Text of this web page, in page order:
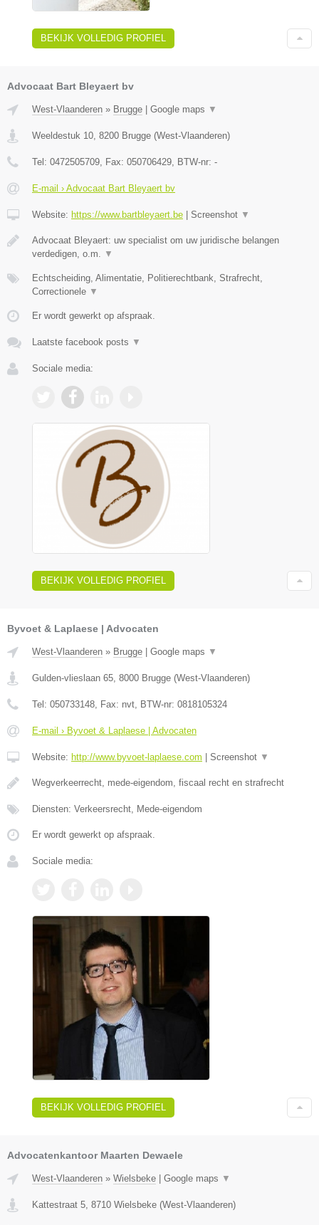
BEKIJK VOLLEDIG PROFIEL
Advocaat Bart Bleyaert bv
West-Vlaanderen » Brugge | Google maps ▼
Weeldestuk 10 8200 Brugge (West-Vlaanderen)
Tel: 0472505709 , Fax: 050706429 , BTW-nr: -
E-mail › Advocaat Bart Bleyaert bv
Website: https://www.bartbleyaert.be | Screenshot ▼
Advocaat Bleyaert: uw specialist om uw juridische belangen
verdedigen, o.m.
▼
Echtscheiding, Alimentatie, Politierechtbank, Strafrecht,
Correctionele ▼
Er wordt gewerkt op afspraak.
Laatste facebook posts ▼
Sociale media:
BEKIJK VOLLEDIG PROFIEL
Byvoet & Laplaese | Advocaten
West-Vlaanderen » Brugge Google maps ▼
Gulden-vlieslaan 65, 8000 Brugge (West-Vlaanderen)
Tel: 050733148, Fax: nvt, BTW-nr: 0818105324
E-mail › Byvoet & Laplaese | Advocaten
Website: http://www.byvoet-laplaese.com Screenshot ▼
Wegverkeerrecht, mede-eigendom, fiscaal recht en strafrecht
Diensten: Verkeersrecht, Mede-eigendom
Er wordt gewerkt op afspraak.
Sociale media:
BEKIJK VOLLEDIG PROFIEL
Advocatenkantoor Maarten Dewaele
West-Vlaanderen » Wielsbeke Google maps ▼
Kattestraat 5, 8710 Wielsbeke (West-Vlaanderen)